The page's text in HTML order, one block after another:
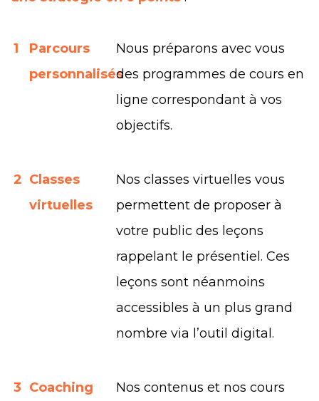
1
Parcours
personnalisés
Nous préparons avec vous
des programmes de cours en
ligne correspondant à vos
objectifs.
2 Classes
virtuelles
Nos classes virtuelles vous
permettent de proposer à
votre public des leçons
rappelant le présentiel. Ces
leçons sont néanmoins
accessibles à un plus grand
nombre via l’outil digital.
3 Coaching
Nos contenus et nos cours